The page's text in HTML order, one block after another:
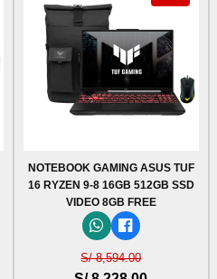
NOTEBOOK GAMING ASUS TUF
16 RYZEN 9-8 16GB 512GB SSD
VIDEO 8GB FREE
S/ 8,594.00